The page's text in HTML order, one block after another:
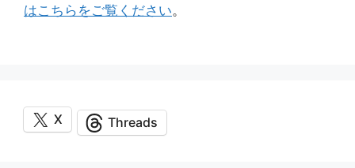
はこちらをご覧ください。
X Threads